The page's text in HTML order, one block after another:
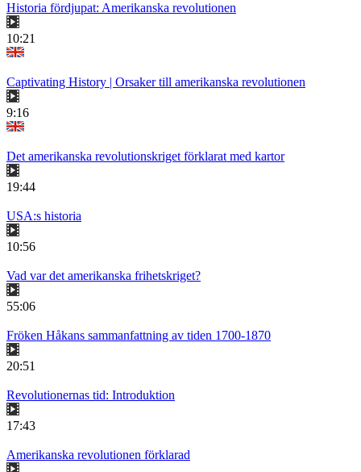
Historia fördjupat: Amerikanska revolutionen
10:21
Captivating History | Orsaker till amerikanska revolutionen
9:16
Det amerikanska revolutionskriget förklarat med kartor
19:44
USA:s historia
10:56
Vad var det amerikanska frihetskriget?
55:06
Fröken Håkans sammanfattning av tiden 1700-1870
20:51
Revolutionernas tid: Introduktion
17:43
Amerikanska revolutionen förklarad